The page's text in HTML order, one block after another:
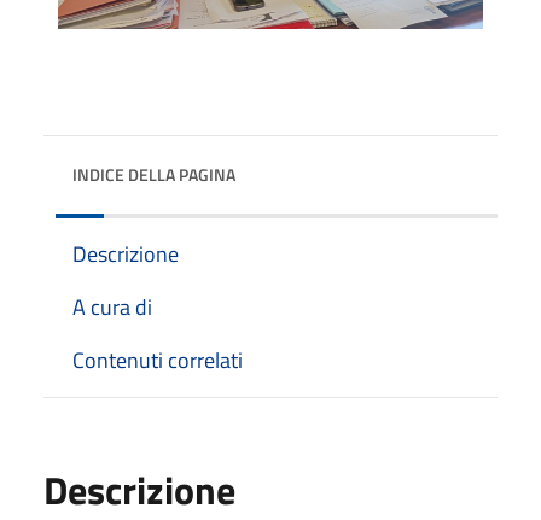
INDICE DELLA PAGINA
Descrizione
A cura di
Contenuti correlati
Descrizione